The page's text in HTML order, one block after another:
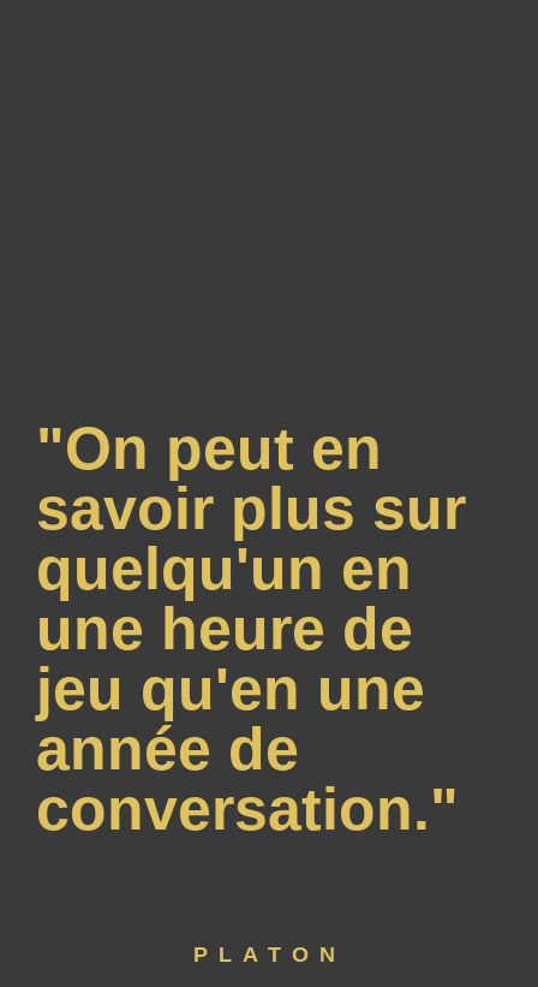
"On peut en
savoir plus sur
quelqu'un en
une heure de
jeu qu'en une
année de
conversation."
PLATON